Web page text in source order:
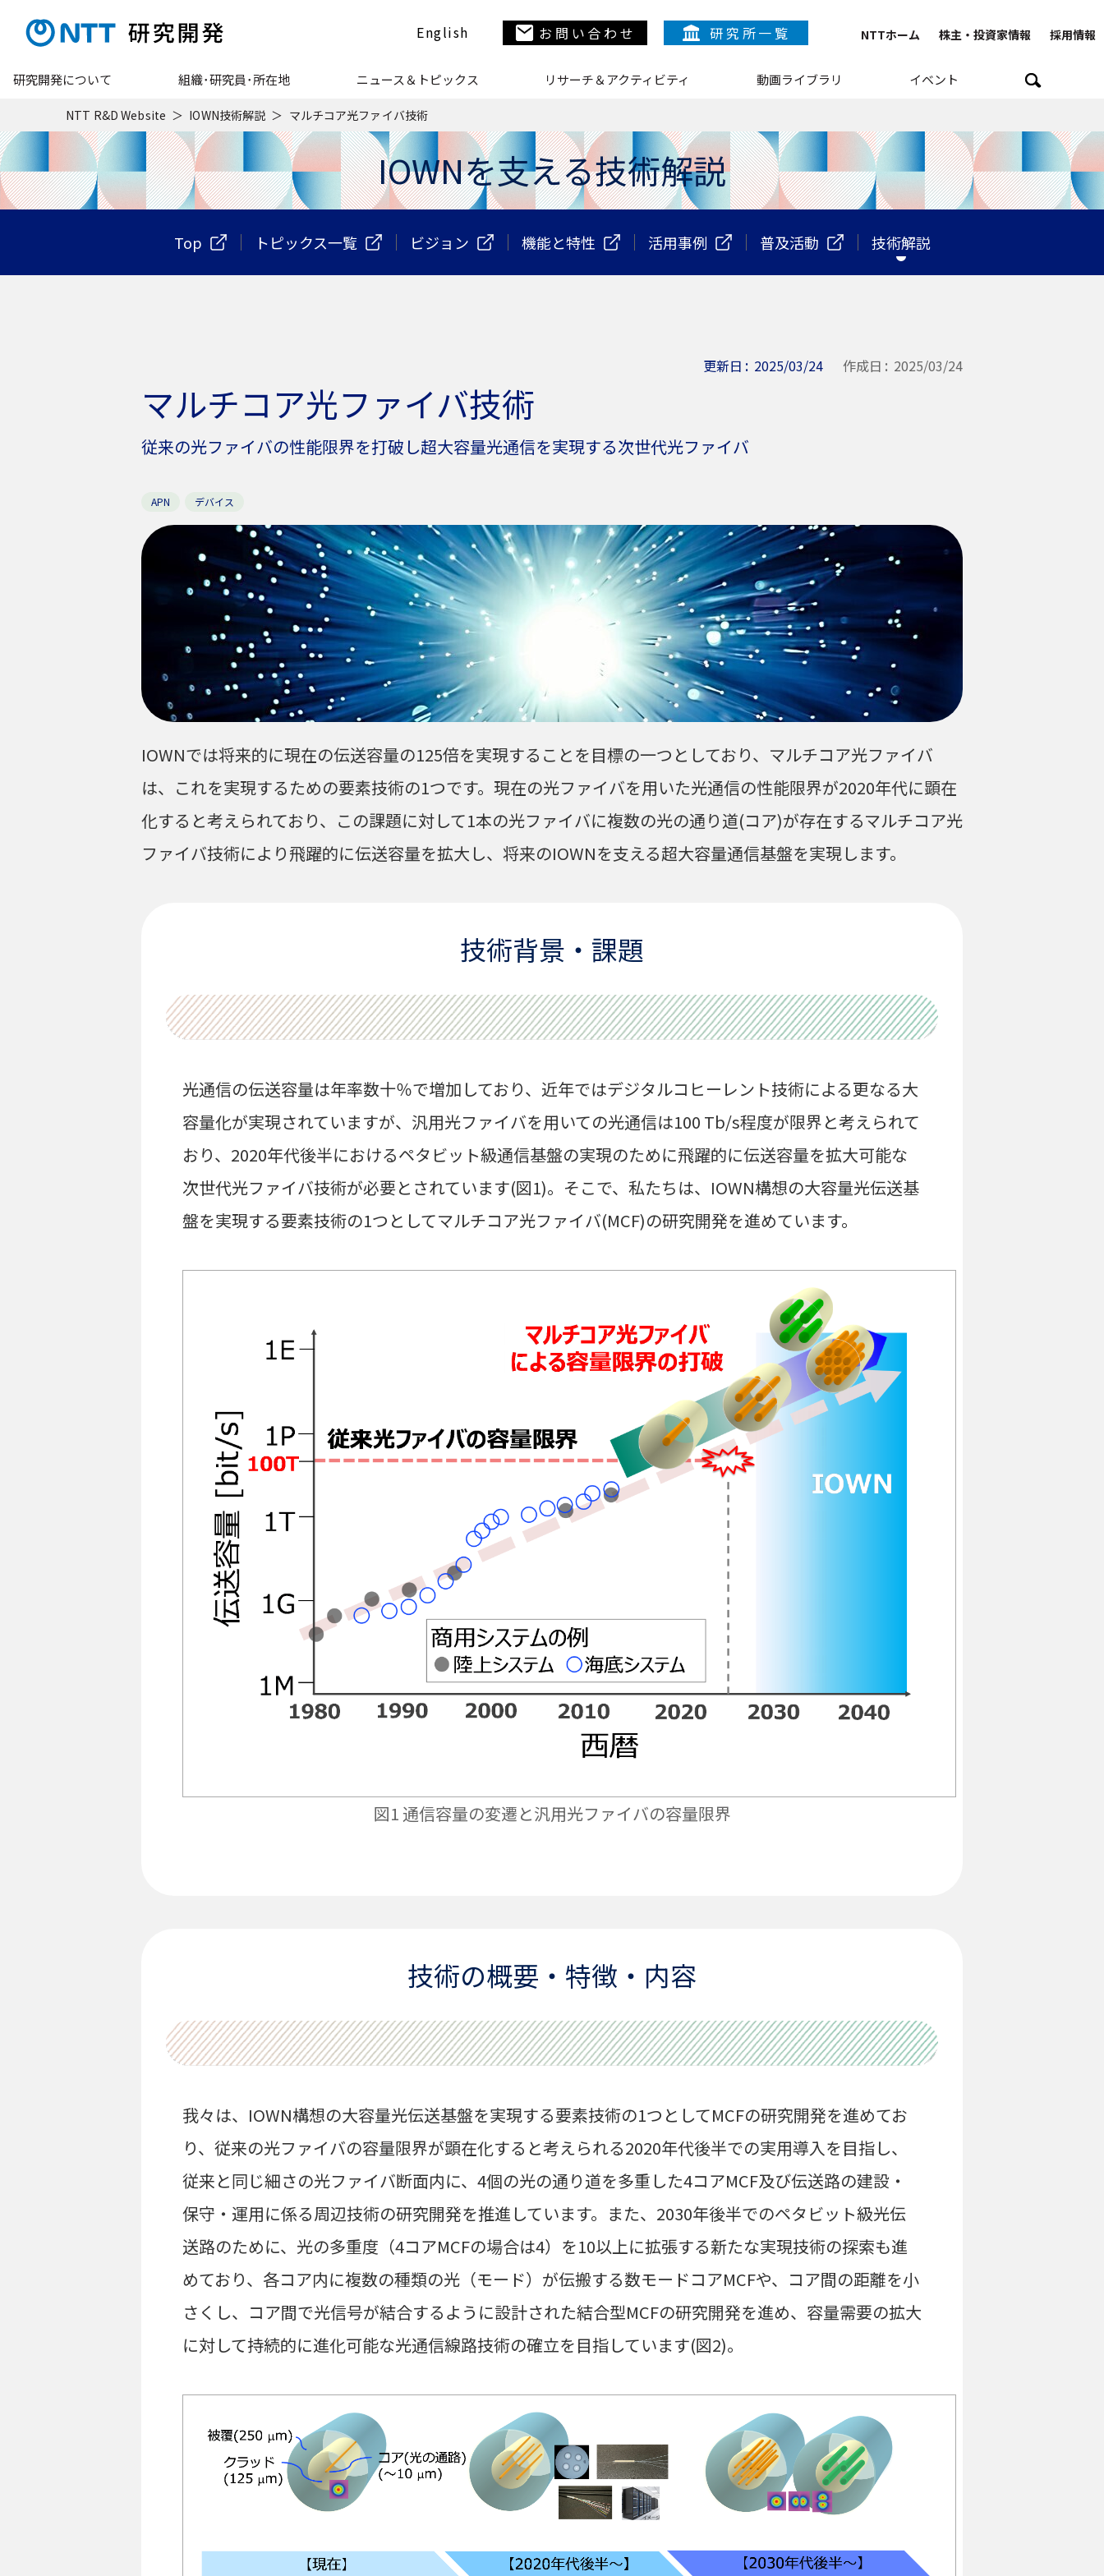
English お問い合わせ 研究所一覧 NTTホーム 株主・投資家情報 採用情報
NTTテクノロジーイノベーションセンタ
NTTネットワークテクノロジーセンタ
NTTコンピューティングテクノロジーセンタ
NTTデバイステクノロジーセンタ
NTTサービスイノベーション総合研究所
NTT人間情報研究所
NTT社会情報研究所
NTTアクセスサービスシステム研究所
NTT物性科学基礎研究所
総合研究所・研究所の一覧
特定分野の研究センタ一覧
NTT知的財産センタ
研究開発について 組織･研究員･所在地 ニュース＆トピックス リサーチ＆アクティビティ 動画ライブラリ イベント
NTT R&D Website IOWN技術解説 マルチコア光ファイバ技術
IOWNを支える技術解説
Top トピックス一覧 ビジョン 機能と特性 活用事例 普及活動 技術解説
更新日 2025/03/24 作成日 2025/03/24
マルチコア光ファイバ技術
従来の光ファイバの性能限界を打破し超大容量光通信を実現する次世代光ファイバ
APN デバイス
IOWNでは将来的に現在の伝送容量の125倍を実現することを目標の一つとしており、マルチコア光ファイバ
は、これを実現するための要素技術の1つです。現在の光ファイバを用いた光通信の性能限界が2020年代に顕在
化すると考えられており、この課題に対して1本の光ファイバに複数の光の通り道(コア)が存在するマルチコア光
ファイバ技術により飛躍的に伝送容量を拡大し、将来のIOWNを支える超大容量通信基盤を実現します。
技術背景・課題
光通信の伝送容量は年率数十％で増加しており、近年ではデジタルコヒーレント技術による更なる大
容量化が実現されていますが、汎用光ファイバを用いての光通信は100 Tb/s程度が限界と考えられて
おり、2020年代後半におけるペタビット級通信基盤の実現のために飛躍的に伝送容量を拡大可能な
次世代光ファイバ技術が必要とされています(図1)。そこで、私たちは、IOWN構想の大容量光伝送基
盤を実現する要素技術の1つとしてマルチコア光ファイバ(MCF)の研究開発を進めています。
図1 通信容量の変遷と汎用光ファイバの容量限界
技術の概要・特徴・内容
我々は、IOWN構想の大容量光伝送基盤を実現する要素技術の1つとしてMCFの研究開発を進めてお
り、従来の光ファイバの容量限界が顕在化すると考えられる2020年代後半での実用導入を目指し、
従来と同じ細さの光ファイバ断面内に、4個の光の通り道を多重した4コアMCF及び伝送路の建設・
保守・運用に係る周辺技術の研究開発を推進しています。また、2030年後半でのペタビット級光伝
送路のために、光の多重度（4コアMCFの場合は4）を10以上に拡張する新たな実現技術の探索も進
めており、各コア内に複数の種類の光（モード）が伝搬する数モードコアMCFや、コア間の距離を小
さくし、コア間で光信号が結合するように設計された結合型MCFの研究開発を進め、容量需要の拡大
に対して持続的に進化可能な光通信線路技術の確立を目指しています(図2)。